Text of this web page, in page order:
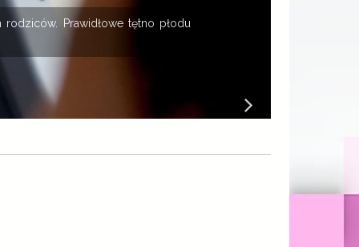
Prawidłowe tętno płodu